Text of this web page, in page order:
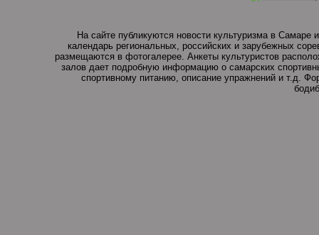
На сайте публикуются новости культуризма в
календарь региональных, российских и зарубежных
размещаются в фотогалерее. Анкеты культуристов
залов дает подробную информацию о самарских
спортивному питанию, описание упражнений и т.д.